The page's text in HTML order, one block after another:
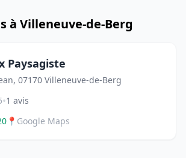
à Villeneuve-de-Berg
Paysagiste
07170 Villeneuve-de-Berg
•1 avis
📍 Google Maps